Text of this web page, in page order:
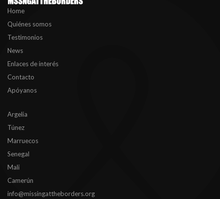
Home
Quiénes somos
Testimonios
News
Enlaces de interés
Contacto
Apóyanos
Argelia
Túnez
Marruecos
Senegal
Mali
Camerún
info@missingattheborders.org